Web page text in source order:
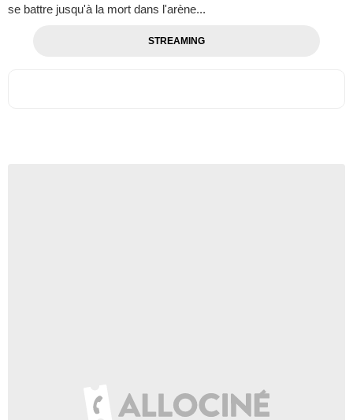
se battre jusqu'à la mort dans l'arène...
STREAMING